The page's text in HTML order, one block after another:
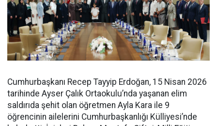
Cumhurbaşkanı Recep Tayyip Erdoğan, 15 Nisan 2026
tarihinde Ayser Çalık Ortaokulu’nda yaşanan elim
saldırıda şehit olan öğretmen Ayla Kara ile 9
öğrencinin ailelerini Cumhurbaşkanlığı Külliyesi’nde